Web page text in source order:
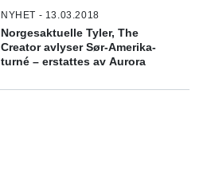
NYHET - 13.03.2018
Norgesaktuelle Tyler, The
Creator avlyser Sør-Amerika-
turné – erstattes av Aurora